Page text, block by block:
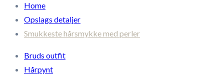
Home
Opslags detaljer
Smukkeste hårsmykke med perler
Bruds outfit
Hårpynt